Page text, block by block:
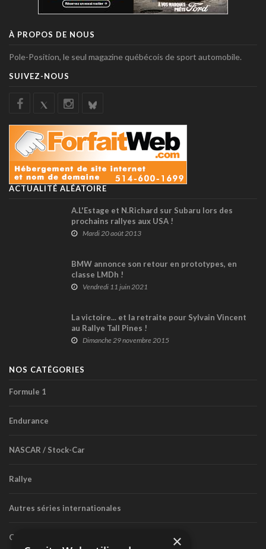
À PROPOS DE NOUS
Pole-Position, le seul magazine québécois de sport automobile.
SUIVEZ-NOUS
ACTUALITÉ ALÉATOIRE
A.L'Estage et N.Richard sur Subaru lors des
prochains rallyes aux USA !
Mardi 20 août 2013
BMW annonce son retour en prototypes, en
classe LMDh !
Vendredi 11 juin 2021
La victoire... et la retraite pour Sylvain Vincent
au Rallye Tall Pines !
Dimanche 29 novembre 2015
NOS CATÉGORIES
Formule 1
Endurance
NASCAR / Stock-Car
Rallye
Autres séries internationales
Circuit routier canadien ×